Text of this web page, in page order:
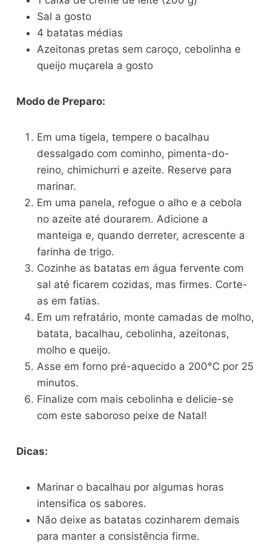
Sal a gosto
4 batatas médias
Azeitonas pretas sem caroço, cebolinha e
queijo muçarela a gosto
Modo de Preparo:
Em uma tigela, tempere o bacalhau
dessalgado com cominho, pimenta-do-
reino, chimichurri e azeite. Reserve para
marinar.
Em uma panela, refogue o alho e a cebola
no azeite até dourarem. Adicione a
manteiga e, quando derreter, acrescente a
farinha de trigo.
Cozinhe as batatas em água fervente com
sal até ficarem cozidas, mas firmes. Corte-
as em fatias.
Em um refratário, monte camadas de molho,
batata, bacalhau, cebolinha, azeitonas,
molho e queijo.
Asse em forno pré-aquecido a 200°C por 25
minutos.
Finalize com mais cebolinha e delicie-se
com este saboroso peixe de Natal!
Dicas:
Marinar o bacalhau por algumas horas
intensifica os sabores.
Não deixe as batatas cozinharem demais
para manter a consistência firme.